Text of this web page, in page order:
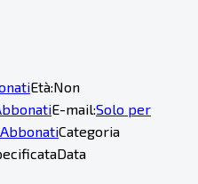
Età:Non
E-mail:Solo per
Categoria
Data